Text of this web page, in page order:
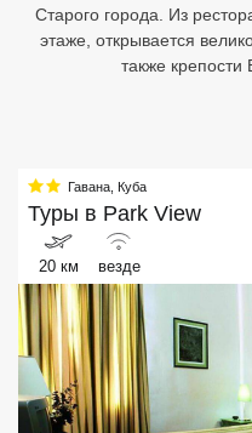
Старого города. Из
этаже, открывается
также крепости
Гавана Куба
Туры в Park View
20 км везде
Хайнань
Северный Гоа
Южный Гоа
Занзибар
Абхазия
Большой Сочи